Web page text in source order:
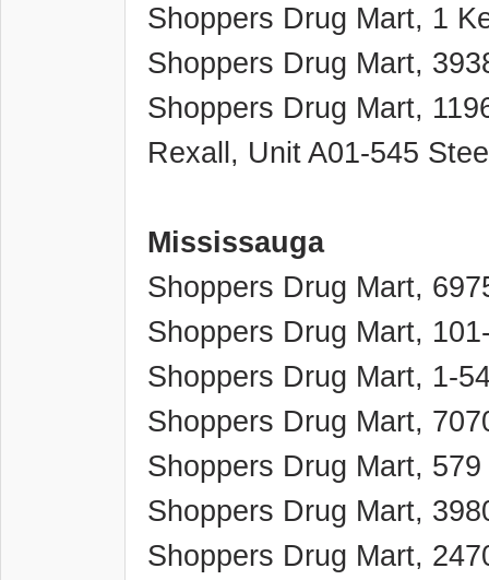
Shoppers Drug Mart, 1
Shoppers Drug Mart,
Shoppers Drug Mart,
Rexall, Unit A01-545
Mississauga
Shoppers Drug Mart,
Shoppers Drug Mart,
Shoppers Drug Mart, 1-
Shoppers Drug Mart,
Shoppers Drug Mart,
Shoppers Drug Mart,
Shoppers Drug Mart,